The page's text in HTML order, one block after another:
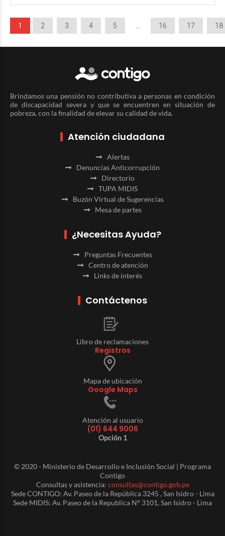
1 2 3 4 5 16 17 18
Brindamos una pensión no contributiva a personas en condición
de discapacidad severa y que se encuentren en situación de
pobreza, con la finalidad de elevar su calidad de vida.
Atención ciudadana
Alertas
Denuncias Anticorrupción
Directorio
TUPA MIDIS
Buzón Virtual de Sugerencias
Mesa de partes
¿Necesitas Ayuda?
Preguntas Frecuentes
Centro de atención
Links de interés
Contáctenos
Libro de reclamaciones
Registros
Mapa de ubicación
Google Maps
Atención al usuario
(01) 644 9006
Opción 1
© 2020 - Ministerio de Desarrollo e Inclusión Social | Programa
Contigo
Consultas y asistencia: consultas@contigo.gob.pe
Sede CONTIGO: Av. Paseo de la República 3245 , San Isidro - Lima
Sede MIDIS: Av. Paseo de la Republica N° 3101, San Isidro - Lima